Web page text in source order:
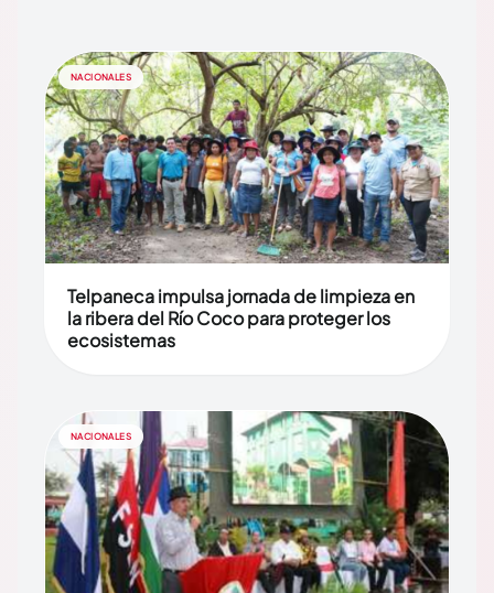
NACIONALES
Telpaneca impulsa jornada de limpieza en
la ribera del Río Coco para proteger los
ecosistemas
NACIONALES